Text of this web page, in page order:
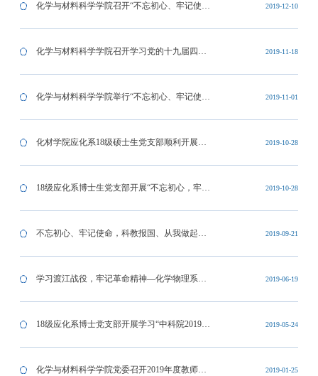
会
化学与材料科学学院召开“不忘初心、牢记使
命”主题教育 中层领导班子专题民主生活会
2019-12-10
化学与材料科学学院召开学习党的十九届四中
全会精神和习近平总书记致中国科学院建院70
周年贺信专题学习会
2019-11-18
化学与材料科学学院举行“不忘初心、牢记使
命”专题党课
2019-11-01
化材学院应化系18级硕士生党支部顺利开展
以“不忘初心 牢记使命”为主题的专题党课
2019-10-28
18级应化系博士生党支部开展“不忘初心，牢记
使命”主题学习活动
2019-10-28
不忘初心、牢记使命，科教报国、从我做起！
——化学与材料科学学院开展主题教育专题党
课
2019-09-21
学习渡江战役，牢记革命精神—化学物理系本
科生党支部主题党日活动
2019-06-19
18级应化系博士党支部开展学习“中科院2019年
度工作会议”精神活动
2019-05-24
化学与材料科学学院党委召开2019年度教师座 2019-01-25